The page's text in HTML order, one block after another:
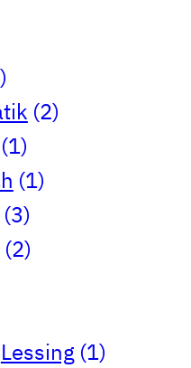
(2)
(1)
(1)
(3)
(2)
Lessing (1)